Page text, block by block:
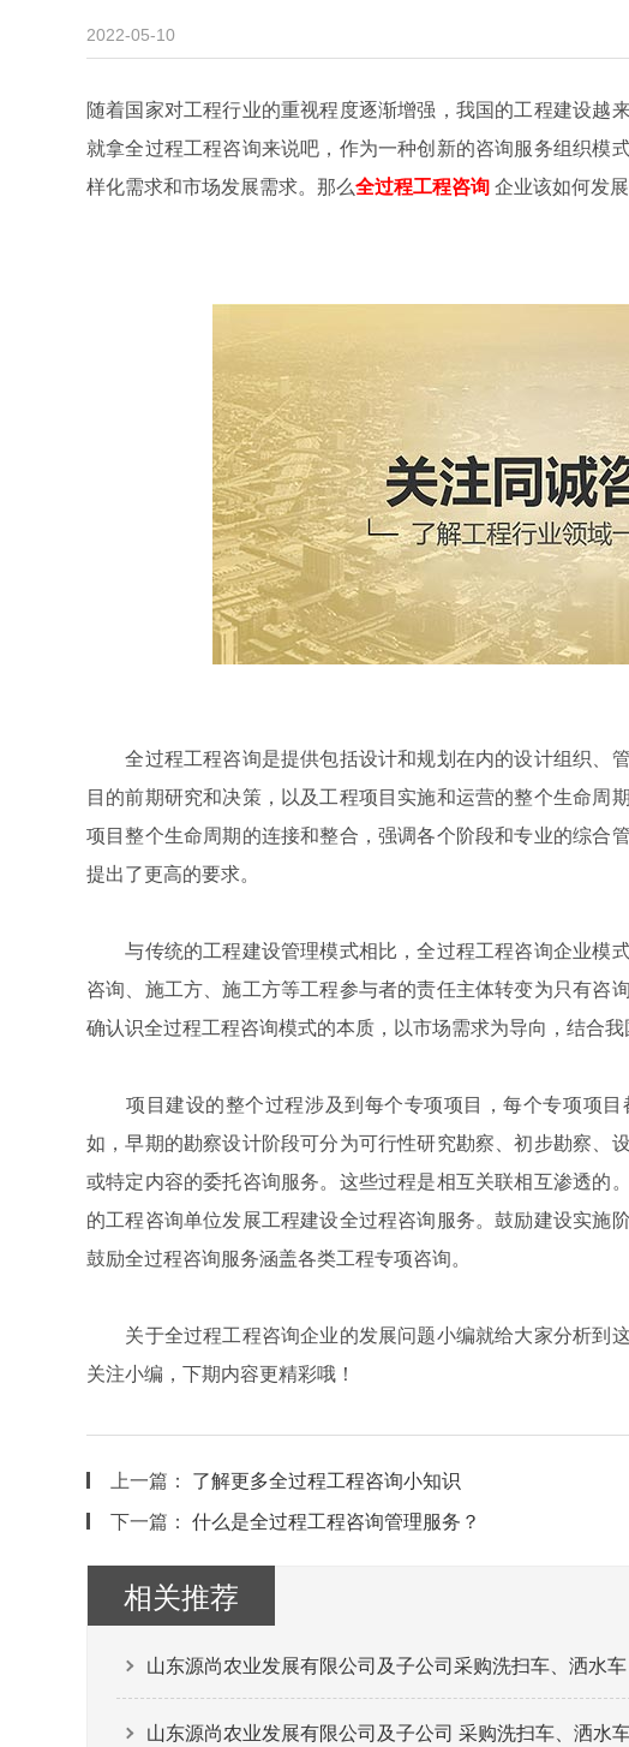
2022-05-10
随着国家对工程行业的重视程度逐渐增强，我国的工程建设越
就拿全过程工程咨询来说吧，作为一种创新的咨询服务组织模
样化需求和市场发展需求。那么全过程工程咨询企业该如何发
全过程工程咨询是提供包括设计和规划在内的设计组织、
目的前期研究和决策，以及工程项目实施和运营的整个生命周
项目整个生命周期的连接和整合，强调各个阶段和专业的综合
提出了更高的要求。
与传统的工程建设管理模式相比，全过程工程咨询企业模
咨询、施工方、施工方等工程参与者的责任主体转变为只有咨
确认识全过程工程咨询模式的本质，以市场需求为导向，结合
项目建设的整个过程涉及到每个专项项目，每个专项项目
如，早期的勘察设计阶段可分为可行性研究勘察、初步勘察、
或特定内容的委托咨询服务。这些过程是相互关联相互渗透的
的工程咨询单位发展工程建设全过程咨询服务。鼓励建设实施
鼓励全过程咨询服务涵盖各类工程专项咨询。
关于全过程工程咨询企业的发展问题小编就给大家分析到这
关注小编，下期内容更精彩哦！
上一篇： 了解更多全过程工程咨询小知识
下一篇： 什么是全过程工程咨询管理服务？
相关推荐
山东源尚农业发展有限公司及子公司采购洗扫车、洒水
山东源尚农业发展有限公司及子公司 采购洗扫车、洒水